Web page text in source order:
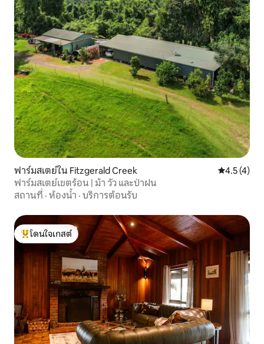
ฟาร์มสเตย์ใน Fitzgerald Creek คะแนนเฉลี่
4.5 (4)
ฟาร์มสเตย์เขตร้อน | ม้า วัว และป่าฝน
สถานที่ · ห้องน้ำ · บริการต้อนรับ
โดนใจเกสต์ที่สุด
โดนใจเกสต์